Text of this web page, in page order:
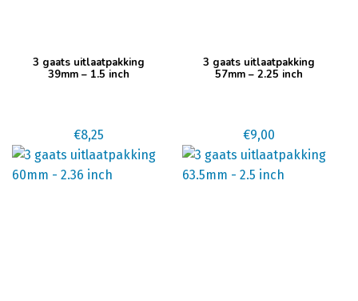
3 gaats uitlaatpakking
39mm – 1.5 inch
€8,25
3 gaats uitlaatpakking
57mm – 2.25 inch
€9,00